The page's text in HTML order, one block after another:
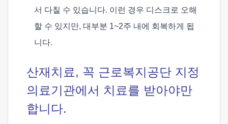
서 다칠 수 있습니다. 이런 경우 디스크로 오해
할 수 있지만, 대부분 1~2주 내에 회복하게 됩
니다.
산재치료, 꼭 근로복지공단 지정
의료기관에서 치료를 받아야만
합니다.